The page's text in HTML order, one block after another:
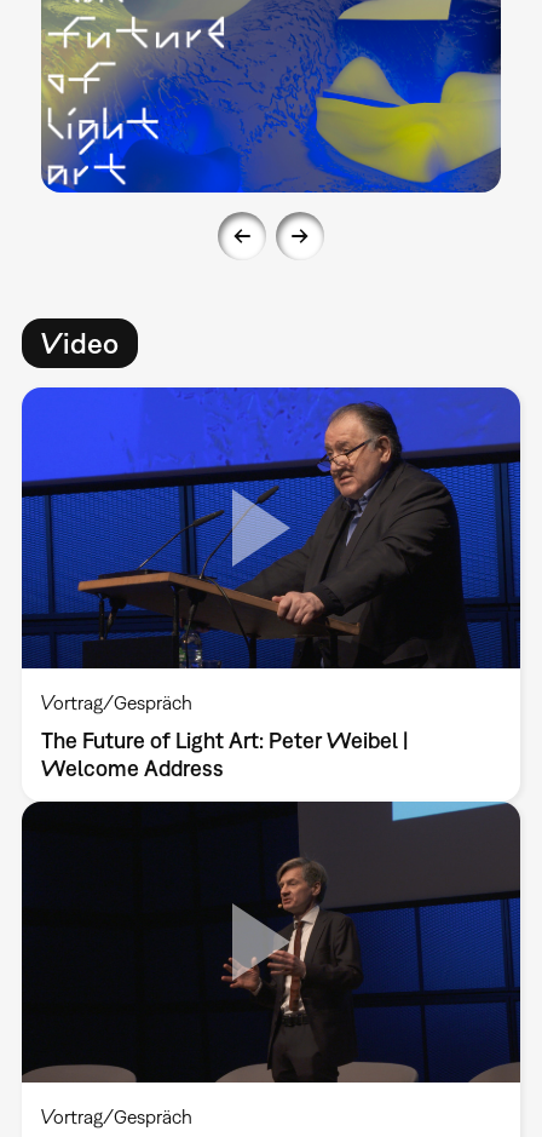
Video
Vortrag/Gespräch
The Future of Light Art: Peter Weibel |
Welcome Address
Vortrag/Gespräch